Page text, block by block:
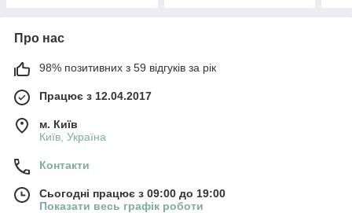
Про нас
98% позитивних з 59 відгуків за рік
Працює з 12.04.2017
м. Київ
Київ, Україна
Контакти
Сьогодні працює з 09:00 до 19:00
Показати весь графік роботи